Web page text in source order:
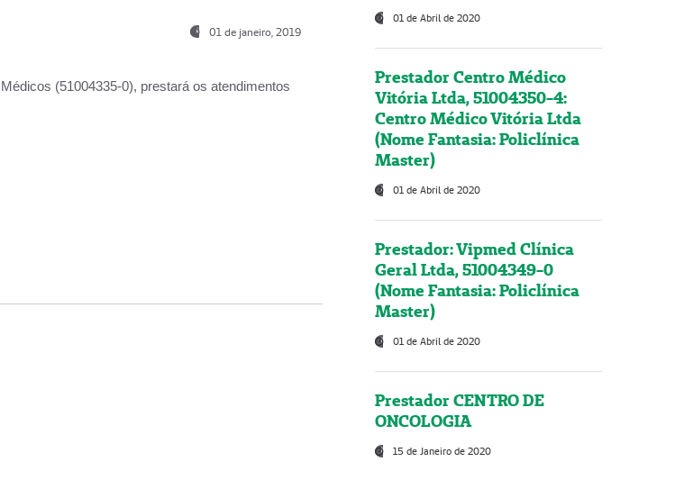
01 de janeiro, 2019
(51004335-0), prestará os atendimentos
01 de Abril de 2020
Prestador Centro Médico
Vitória Ltda, 51004350-4:
Centro Médico Vitória Ltda
(Nome Fantasia: Policlínica
Master)
01 de Abril de 2020
Prestador: Vipmed Clínica
Geral Ltda, 51004349-0
(Nome Fantasia: Policlínica
Master)
01 de Abril de 2020
Prestador CENTRO DE
ONCOLOGIA
15 de Janeiro de 2020